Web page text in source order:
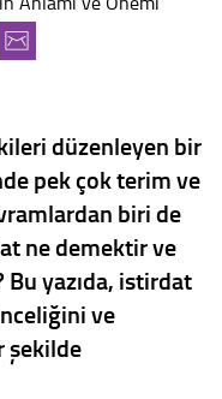
düzenleyen bir
pek çok terim ve
biri de
ne demektir ve
Bu yazıda, istirdat
ve
şekilde